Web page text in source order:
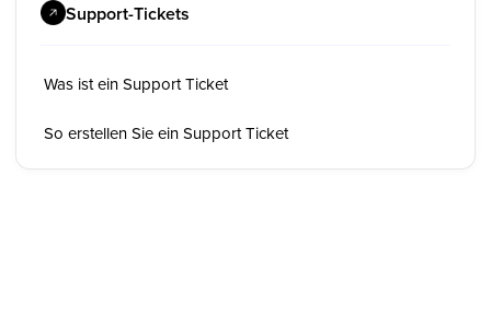
Support-Tickets
Was ist ein Support Ticket
So erstellen Sie ein Support Ticket